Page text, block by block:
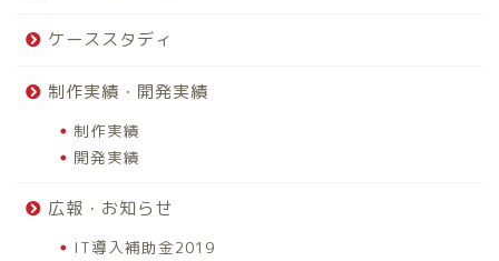
ケーススタディ
制作実績・開発実績
制作実績
開発実績
広報・お知らせ
IT導入補助金2019